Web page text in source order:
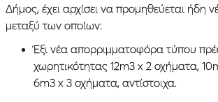
Δήμος, έχει αρχίσει να προμηθεύεται ήδη
μεταξύ των οποίων:
Έξι νέα απορριμματοφόρα τύπου
χωρητικότητας 12m3 x 2 οχήματα,
6m3 x 3 οχήματα, αντίστοιχα.